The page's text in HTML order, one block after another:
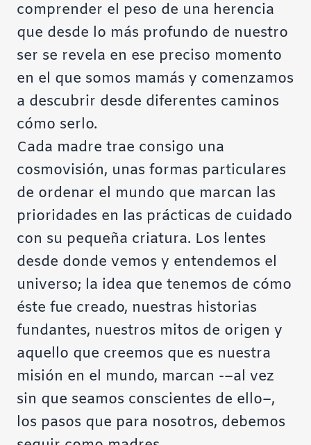
comprender el peso de una herencia
que desde lo más profundo de nuestro
ser se revela en ese preciso momento
en el que somos mamás y comenzamos
a descubrir desde diferentes caminos
cómo serlo.
Cada madre trae consigo una
cosmovisión, unas formas particulares
de ordenar el mundo que marcan las
prioridades en las prácticas de cuidado
con su pequeña criatura. Los lentes
desde donde vemos y entendemos el
universo; la idea que tenemos de cómo
éste fue creado, nuestras historias
fundantes, nuestros mitos de origen y
aquello que creemos que es nuestra
misión en el mundo, marcan -–al vez
sin que seamos conscientes de ello–,
los pasos que para nosotros, debemos